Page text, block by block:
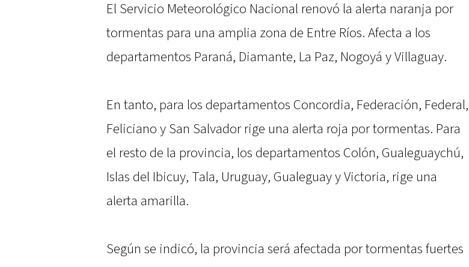
El Servicio Meteorológico Nacional renovó la alerta naranja por
tormentas para una amplia zona de Entre Ríos. Afecta a los
departamentos Paraná, Diamante, La Paz, Nogoyá y Villaguay.
En tanto, para los departamentos Concordia, Federación, Federal,
Feliciano y San Salvador rige una alerta roja por tormentas. Para
el resto de la provincia, los departamentos Colón, Gualeguaychú,
Islas del Ibicuy, Tala, Uruguay, Gualeguay y Victoria, rige una
alerta amarilla.
Según se indicó, la provincia será afectada por tormentas fuertes